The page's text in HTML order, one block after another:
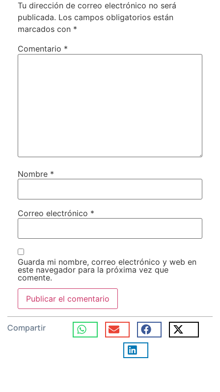
Tu dirección de correo electrónico no será
publicada. Los campos obligatorios están
marcados con *
Comentario *
Nombre *
Correo electrónico *
Guarda mi nombre, correo electrónico y web en
este navegador para la próxima vez que
comente.
Compartir